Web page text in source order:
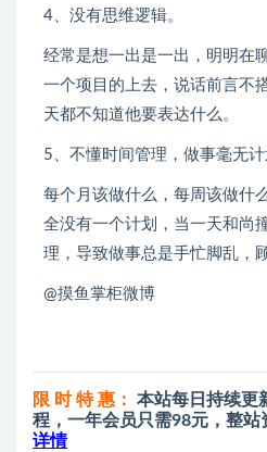
4、没有思维逻辑。
经常是想一出是一出，明明在
一个项目的上去，说话前言不
天都不知道他要表达什么。
5、不懂时间管理，做事毫无计
每个月该做什么，每周该做什
全没有一个计划，当一天和尚
理，导致做事总是手忙脚乱，
@摸鱼掌柜微博
限 时 特 惠：
本站每日持续更
程，一年会员只需98元，整站
详情